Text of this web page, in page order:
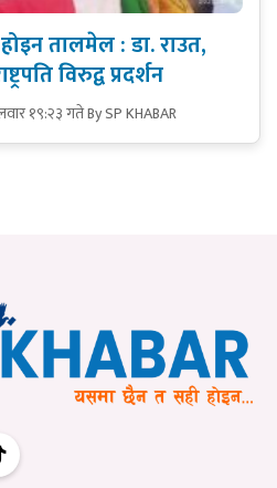
तालमेल : डा. राउत,
विरुद्व प्रदर्शन
१९:२३ गतेBy SP KHABAR